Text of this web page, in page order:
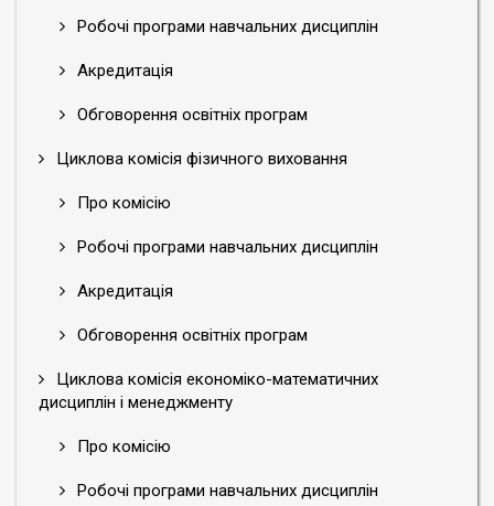
Робочі програми навчальних дисциплін
Акредитація
Обговорення освітніх програм
Циклова комісія фізичного виховання
Про комісію
Робочі програми навчальних дисциплін
Акредитація
Обговорення освітніх програм
Циклова комісія економіко-математичних
дисциплін і менеджменту
Про комісію
Робочі програми навчальних дисциплін